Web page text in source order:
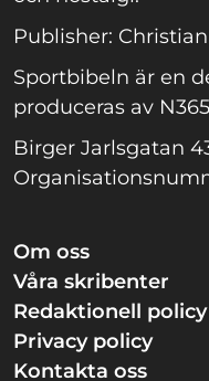
Publisher:
Sportbibeln är en
produceras av
Birger Jarlsgatan
Om oss
Våra skribenter
Redaktionell policy
Privacy policy
Kontakta oss